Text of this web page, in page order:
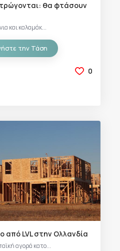
θα φτάσουν
και καλαμάκ...
την Τάση
0
από LVL στην Ολλανδία
αγορά κατο...